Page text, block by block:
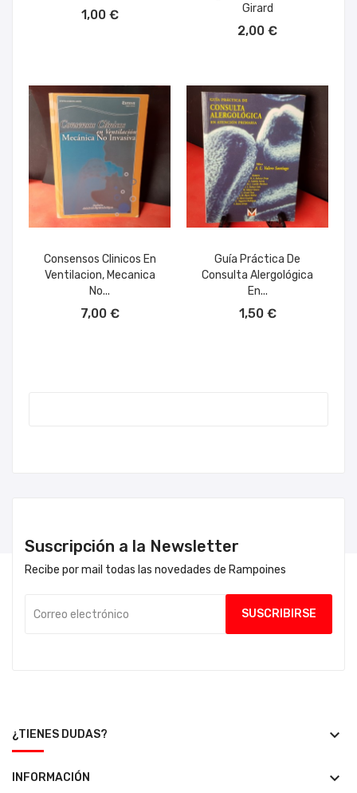
1,00 €
Girard
2,00 €
Consensos Clinicos En
Ventilacion, Mecanica
No...
7,00 €
Guía Práctica De
Consulta Alergológica
En...
1,50 €
Suscripción a la Newsletter
Recibe por mail todas las novedades de Rampoines
¿TIENES DUDAS? keyboard_arrow_down
INFORMACIÓN keyboard_arrow_down